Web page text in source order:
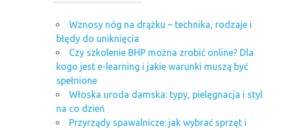
Wznosy nóg na drążku – technika, rodzaje i
błędy do uniknięcia
Czy szkolenie BHP można zrobić online? Dla
kogo jest e-learning i jakie warunki muszą być
spełnione
Włoska uroda damska: typy, pielęgnacja i styl
na co dzień
Przyrządy spawalnicze: jak wybrać sprzęt i